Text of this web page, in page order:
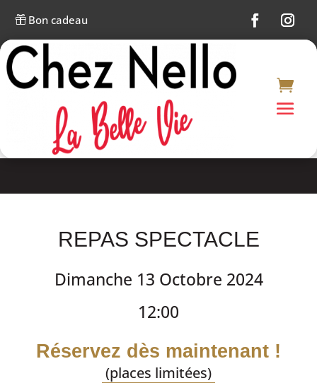
Bon cadeau
REPAS SPECTACLE
Dimanche 13 Octobre 2024
12:00
Réservez dès maintenant !
(places limitées)